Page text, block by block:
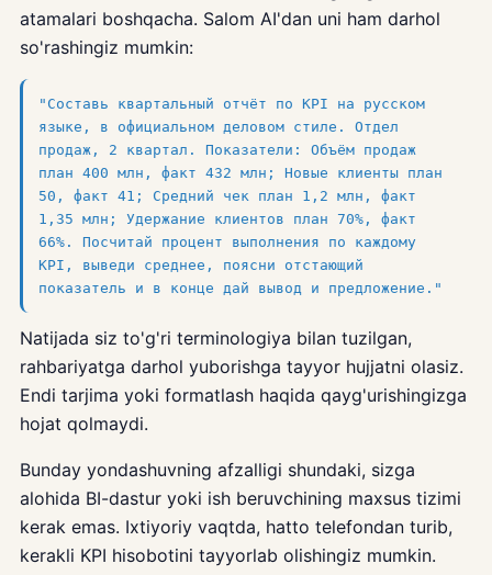
atamalari boshqacha. Salom AI'dan uni ham darhol
so'rashingiz mumkin:
"Составь квартальный отчёт по KPI на русском
языке, в официальном деловом стиле. Отдел
продаж, 2 квартал. Показатели: Объём продаж
план 400 млн, факт 432 млн; Новые клиенты план
50, факт 41; Средний чек план 1,2 млн, факт
1,35 млн; Удержание клиентов план 70%, факт
66%. Посчитай процент выполнения по каждому
KPI, выведи среднее, поясни отстающий
показатель и в конце дай вывод и предложение."
Natijada siz to'g'ri terminologiya bilan tuzilgan,
rahbariyatga darhol yuborishga tayyor hujjatni olasiz.
Endi tarjima yoki formatlash haqida qayg'urishingizga
hojat qolmaydi.
Bunday yondashuvning afzalligi shundaki, sizga
alohida BI-dastur yoki ish beruvchining maxsus tizimi
kerak emas. Ixtiyoriy vaqtda, hatto telefondan turib,
kerakli KPI hisobotini tayyorlab olishingiz mumkin.